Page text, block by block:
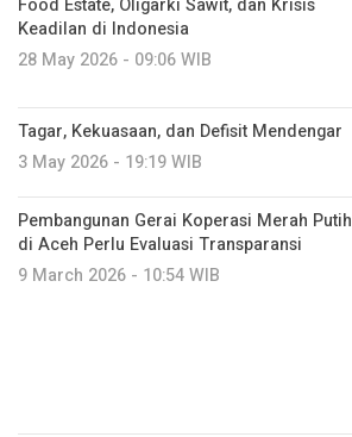
Food Estate, Oligarki Sawit, dan Krisis
Keadilan di Indonesia
28 May 2026 - 09:06 WIB
Tagar, Kekuasaan, dan Defisit Mendengar
3 May 2026 - 19:19 WIB
Pembangunan Gerai Koperasi Merah Putih
di Aceh Perlu Evaluasi Transparansi
9 March 2026 - 10:54 WIB